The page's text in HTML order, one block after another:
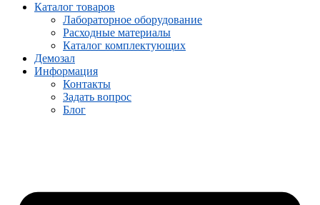
Каталог товаров
Лабораторное оборудование
Расходные материалы
Каталог комплектующих
Демозал
Информация
Контакты
Задать вопрос
Блог